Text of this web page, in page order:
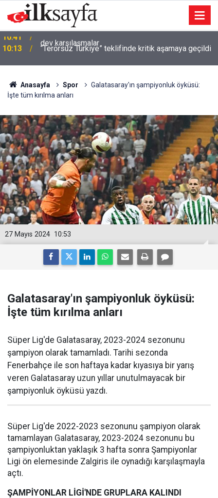
10:13 “Terörsüz Türkiye” teklifinde kritik aşamaya geçildi
Anasayfa Spor
Galatasaray'ın şampiyonluk öyküsü:
İşte tüm kırılma anları
10:53
27 Mayıs 2024
Galatasaray'ın şampiyonluk öyküsü:
İşte tüm kırılma anları
Süper Lig'de Galatasaray, 2023-2024 sezonunu
şampiyon olarak tamamladı. Tarihi sezonda
Fenerbahçe ile son haftaya kadar kıyasıya bir yarış
veren Galatasaray uzun yıllar unutulmayacak bir
şampiyonluk öyküsü yazdı.
Süper Lig'de 2022-2023 sezonunu şampiyon olarak
tamamlayan Galatasaray, 2023-2024 sezonunu bu
şampiyonluktan yaklaşık 3 hafta sonra Şampiyonlar
Ligi ön elemesinde Zalgiris ile oynadığı karşılaşmayla
açtı.
ŞAMPİYONLAR LİGİ'NDE GRUPLARA KALINDI